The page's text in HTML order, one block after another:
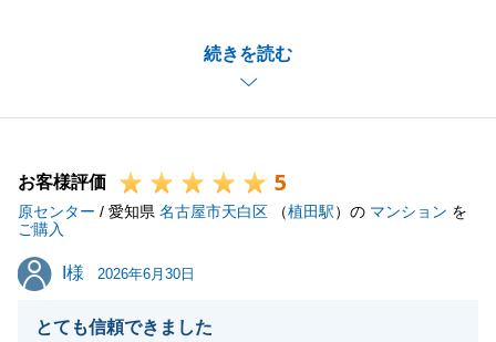
続きを読む
H様におかれましては、かなりタイトなスケジュール
の中、必要書類の取得等ご協力いただき、誠にありが
無事にお取引きを行うことが出来ました。
H様とのご縁はまだ始まったばかりですので、今後も
お困り事がございましたら、何なりとお申し付けくだ
さい。
お客様評価 5
原センター / 愛知県 名古屋市天白区 （植田駅）の マンション を
ご購入
I様
I様 2026年6月30日
とても信頼できました